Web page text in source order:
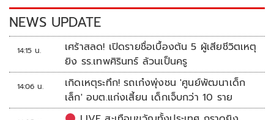
k k
NEWS UPDATE
14:15 น.
เศร้าสลด! เปิดรายชื่อเบื้องต้น 5 ผู้เสียชีวิตเหตุ
ยิง รร.เทพศิรินทร์ ล้วนเป็นครู
14:06 น.
เกิดเหตุระทึก! รถเก๋งพุ่งชน 'ศูนย์พัฒนาเด็ก
เล็ก' อบต.แก่งเสี้ยน เด็กเจ็บกว่า 10 ราย